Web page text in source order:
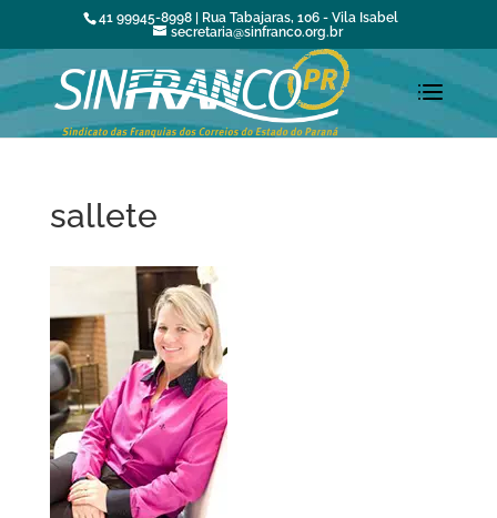
41 99945-8998 | Rua Tabajaras, 106 - Vila Isabel
secretaria@sinfranco.org.br
sallete